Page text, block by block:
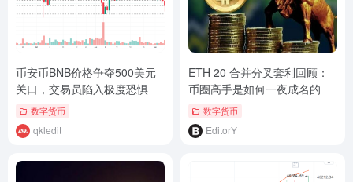
币安币BNB价格争夺500美元
关口，交易员陷入极度恐惧
数字货币
qkledit
ETH 20 合并分叉套利回顾：
币圈高手是如何一夜成名的
数字货币
EditorY